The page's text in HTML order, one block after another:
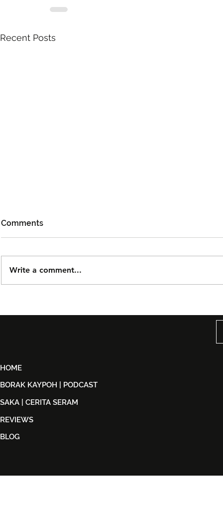
Recent Posts
Malaysia
Comments
Write a comment...
HOME
BORAK KAYPOH | PODCAST
SAKA | CERITA SERAM
REVIEWS
BLOG